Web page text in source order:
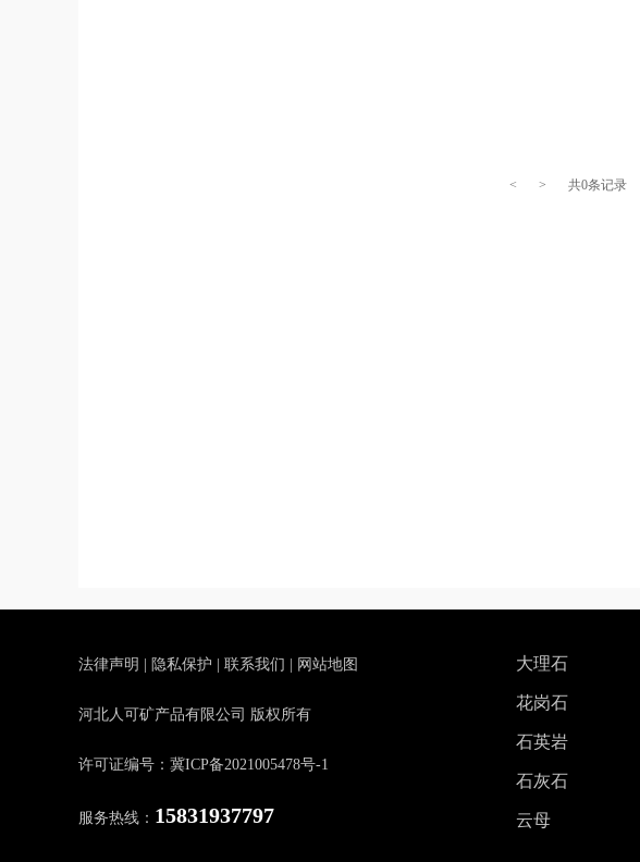
< > 共0条记录
法律声明 隐私保护 联系我们 网站地图
河北人可矿产品有限公司 版权所有
许可证编号：冀ICP备2021005478号-1
服务热线： 15831937797
大理石
花岗石
石英岩
石灰石
云母